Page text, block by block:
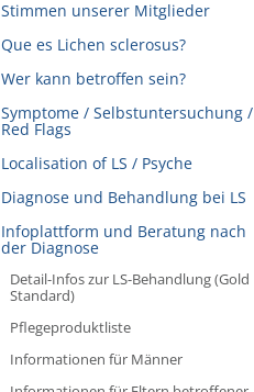
Stimmen unserer Mitglieder
Que es Lichen sclerosus?
Wer kann betroffen sein?
Symptome / Selbstuntersuchung /
Red Flags
Localisation of LS / Psyche
Diagnose und Behandlung bei LS
Infoplattform und Beratung nach
der Diagnose
Detail-Infos zur LS-Behandlung (Gold
Standard)
Pflegeproduktliste
Informationen für Männer